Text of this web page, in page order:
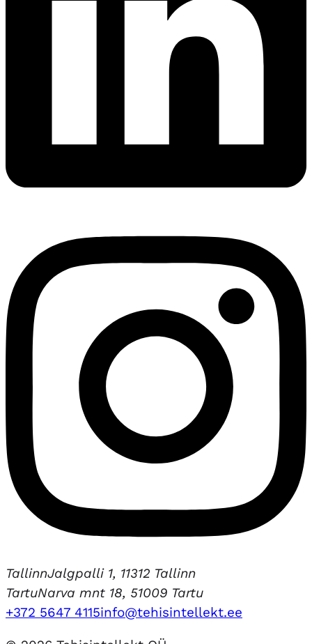
TallinnJalgpalli 1, 11312 Tallinn
TartuNarva mnt 18, 51009 Tartu
+372 5647 4115info@tehisintellekt.ee